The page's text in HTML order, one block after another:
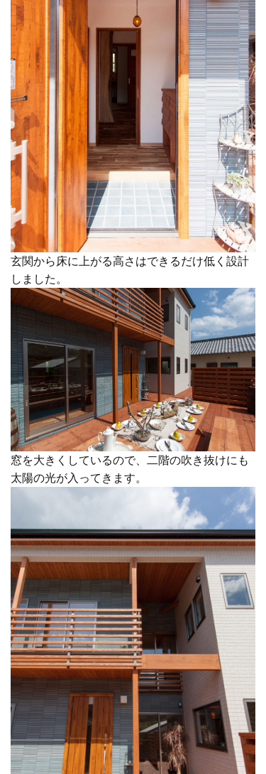
玄関から床に上がる高さはできるだけ低く設計
しました。
窓を大きくしているので、二階の吹き抜けにも
太陽の光が入ってきます。